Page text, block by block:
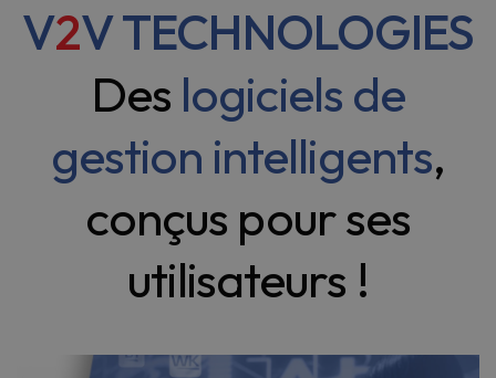
V2V TECHNOLOGIES
Des logiciels de
gestion intelligents,
conçus pour ses
utilisateurs !